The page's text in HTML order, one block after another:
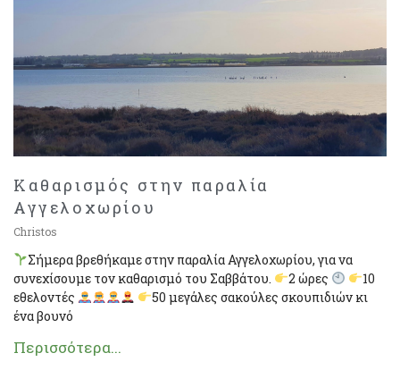
Καθαρισμός στην παραλία
Αγγελοχωρίου
Christos
Σήμερα βρεθήκαμε στην παραλία Αγγελοχωρίου, για να
συνεχίσουμε τον καθαρισμό του Σαββάτου.
2 ώρες
10
εθελοντές
50 μεγάλες σακούλες σκουπιδιών κι
ένα βουνό
Περισσότερα...